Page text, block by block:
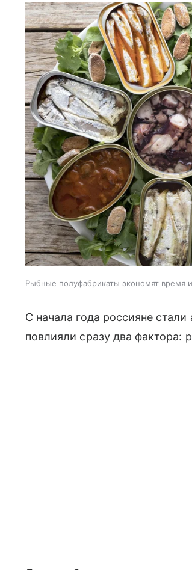
Рыбные полуфабрикаты экономят время
С начала года россияне
повлияли сразу два